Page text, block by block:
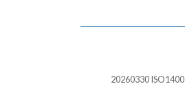
20260330